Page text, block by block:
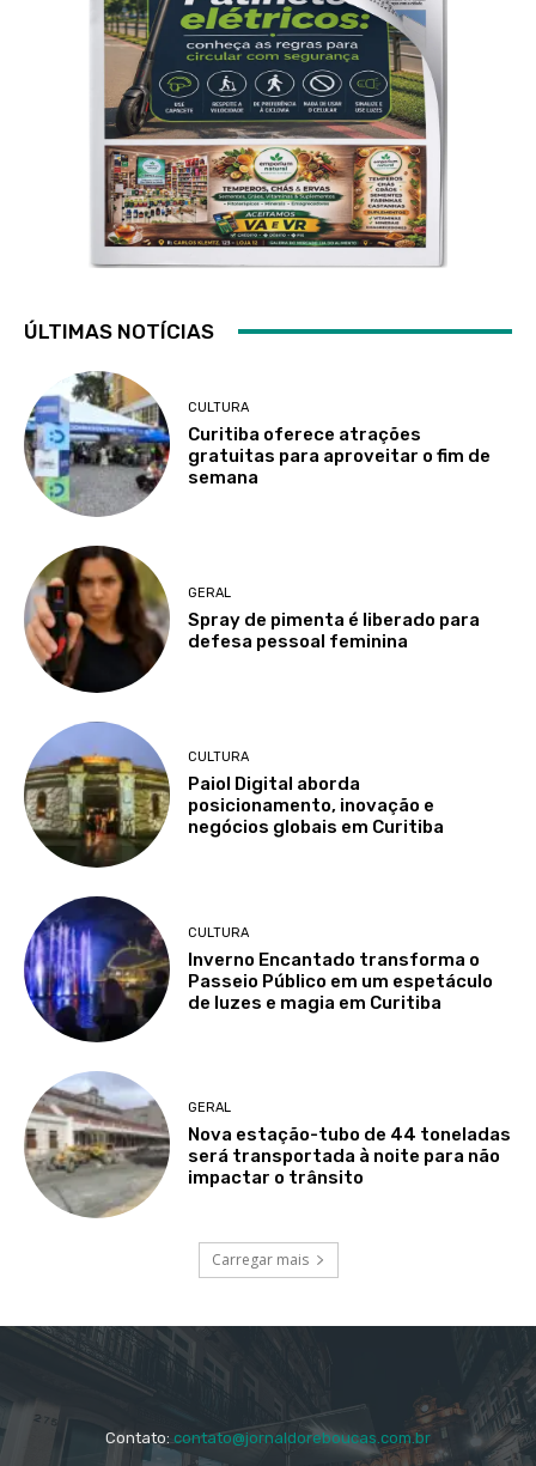
ÚLTIMAS NOTÍCIAS
CULTURA
Curitiba oferece atrações
gratuitas para aproveitar o fim de
semana
GERAL
Spray de pimenta é liberado para
defesa pessoal feminina
CULTURA
Paiol Digital aborda
posicionamento, inovação e
negócios globais em Curitiba
CULTURA
Inverno Encantado transforma o
Passeio Público em um espetáculo
de luzes e magia em Curitiba
GERAL
Nova estação-tubo de 44 toneladas
será transportada à noite para não
impactar o trânsito
Carregar mais
Contato: contato@jornaldoreboucas.com.br